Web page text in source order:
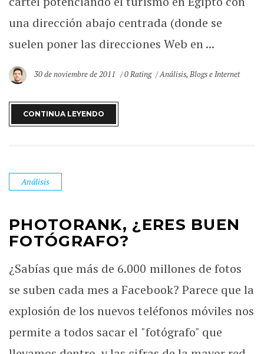
una dirección abajo centrada (donde se
suelen poner las direcciones Web en ...
30 de noviembre de 2011 0 Rating Análisis,Blogs e Internet
CONTINUA LEYENDO
Análisis
PHOTORANK, ¿ERES BUEN
FOTÓGRAFO?
¿Sabías que más de 6.000 millones de fotos
se suben cada mes a Facebook? Parece que la
explosión de los nuevos teléfonos móviles nos
permite a todos sacar el "fotógrafo" que